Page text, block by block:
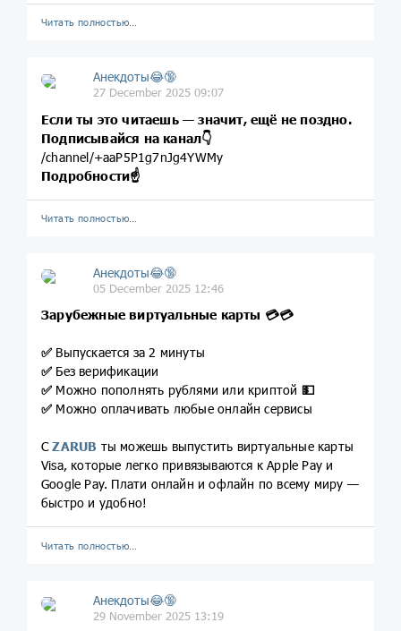
Читать полностью…
Анекдоты😂🔞
27 December 2025 09:07
Если ты это читаешь — значит, ещё не поздно.
Подписывайся на канал👇
/channel/+aaP5P1g7nJg4YWMy
Подробности☝️
Читать полностью…
Анекдоты😂🔞
05 December 2025 12:46
Зарубежные виртуальные карты 💳💳
✅ Выпускается за 2 минуты
✅ Без верификации
✅ Можно пополнять рублями или криптой 💵
✅ Можно оплачивать любые онлайн сервисы
СZARUB ты можешь выпустить виртуальные карты
Visa, которые легко привязываются к Apple Pay и
Google Pay. Плати онлайн и офлайн по всему миру —
быстро и удобно!
Читать полностью…
Анекдоты😂🔞
29 November 2025 13:19